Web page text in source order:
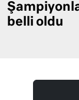
belli oldu